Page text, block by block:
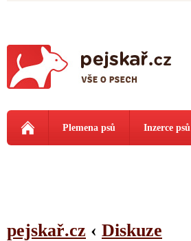
Plemena psů Inzerce psů
pejskař.cz ‹ Diskuze